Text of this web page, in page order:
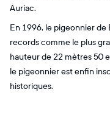
Auriac.
En 1996, le pigeonnier
records comme le plus
hauteur de 22 mètres 50
le pigeonnier est enfin
historiques.